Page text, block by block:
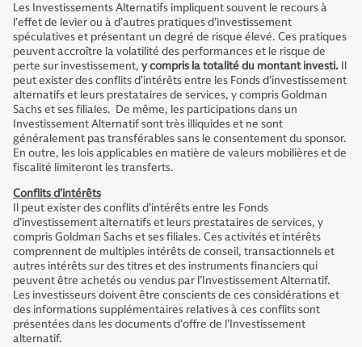
Les Investissements Alternatifs impliquent souvent le recours à
l’effet de levier ou à d’autres pratiques d’investissement
spéculatives et présentant un degré de risque élevé. Ces pratiques
peuvent accroître la volatilité des performances et le risque de
perte sur investissement, y compris la totalité du montant investi. Il
peut exister des conflits d’intérêts entre les Fonds d’investissement
alternatifs et leurs prestataires de services, y compris Goldman
Sachs et ses filiales. De même, les participations dans un
Investissement Alternatif sont très illiquides et ne sont
généralement pas transférables sans le consentement du sponsor.
En outre, les lois applicables en matière de valeurs mobilières et de
fiscalité limiteront les transferts.
Conflits d’intérêts
Il peut exister des conflits d’intérêts entre les Fonds
d’investissement alternatifs et leurs prestataires de services, y
compris Goldman Sachs et ses filiales. Ces activités et intérêts
comprennent de multiples intérêts de conseil, transactionnels et
autres intérêts sur des titres et des instruments financiers qui
peuvent être achetés ou vendus par l’Investissement Alternatif.
Les investisseurs doivent être conscients de ces considérations et
des informations supplémentaires relatives à ces conflits sont
présentées dans les documents d’offre de l’Investissement
alternatif.